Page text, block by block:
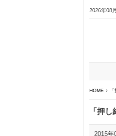
2026年08
HOME
「押
2015年